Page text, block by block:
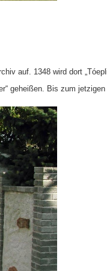
auf. 1348 wird dort
geheißen. Bis zum